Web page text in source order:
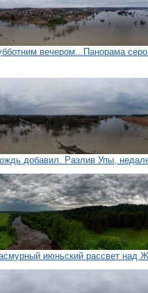
вечером...Панорама
добавил. Разлив Упы,
июньский рассвет над